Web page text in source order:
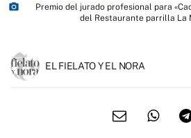
photo_camera
Premio del jurado profesional para
del Restaurante parrilla La
EL FIELATO Y EL NORA